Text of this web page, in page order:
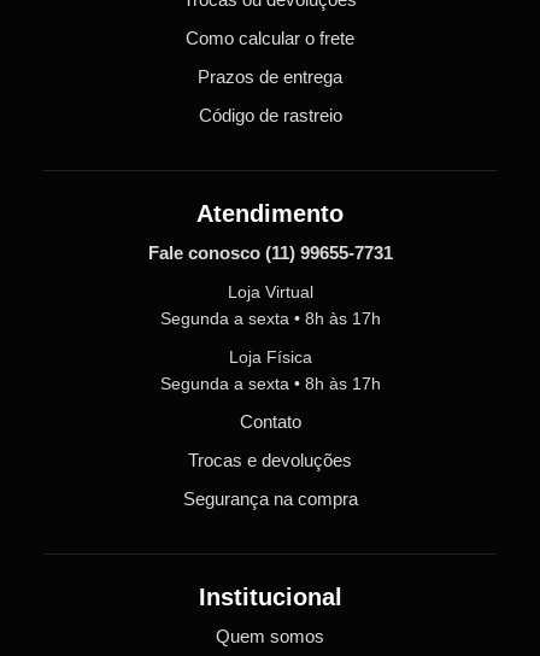
Como calcular o frete
Prazos de entrega
Código de rastreio
Atendimento
Fale conosco (11) 99655-7731
Loja Virtual
Segunda a sexta • 8h às 17h
Loja Física
Segunda a sexta • 8h às 17h
Contato
Trocas e devoluções
Segurança na compra
Institucional
Quem somos